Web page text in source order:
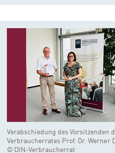
Verabschiedung des Vorsitzenden
Verbraucherrates Prof. Dr. Werner
© DIN-Verbraucherrat